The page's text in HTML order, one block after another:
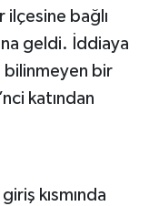
bağlı
geldi. İddiaya
bilinmeyen bir
katından
kısmında